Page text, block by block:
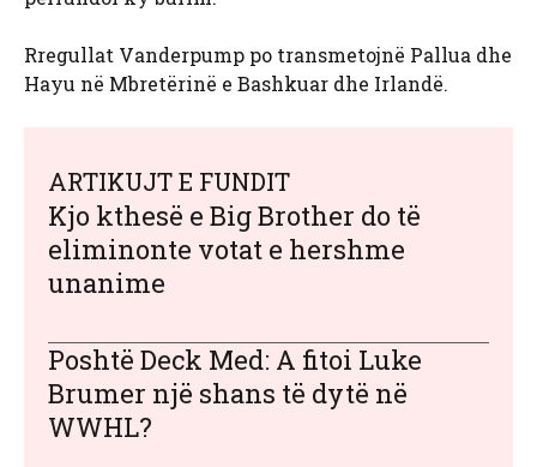
Rregullat Vanderpump po transmetojnë Pallua dhe
Hayu në Mbretërinë e Bashkuar dhe Irlandë.
ARTIKUJT E FUNDIT
Kjo kthesë e Big Brother do të
eliminonte votat e hershme
unanime
Poshtë Deck Med: A fitoi Luke
Brumer një shans të dytë në
WWHL?